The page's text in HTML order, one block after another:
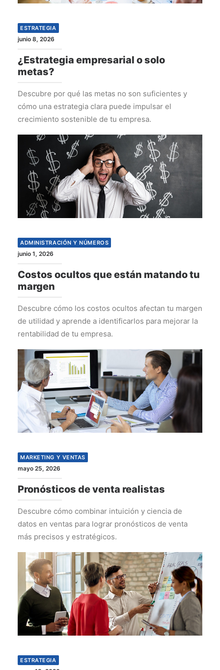
ESTRATEGIA
junio 8, 2026
¿Estrategia empresarial o solo
metas?
Descubre por qué las metas no son suficientes y
cómo una estrategia clara puede impulsar el
crecimiento sostenible de tu empresa.
ADMINISTRACIÓN Y NÚMEROS
junio 1, 2026
Costos ocultos que están matando tu
margen
Descubre cómo los costos ocultos afectan tu margen
de utilidad y aprende a identificarlos para mejorar la
rentabilidad de tu empresa.
MARKETING Y VENTAS
mayo 25, 2026
Pronósticos de venta realistas
Descubre cómo combinar intuición y ciencia de
datos en ventas para lograr pronósticos de venta
más precisos y estratégicos.
ESTRATEGIA